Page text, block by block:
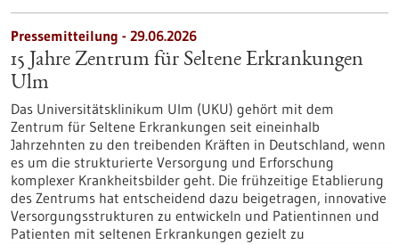
Pressemitteilung - 29.06.2026
15 Jahre Zentrum für Seltene Erkrankungen
Ulm
Das Universitätsklinikum Ulm (UKU) gehört mit dem
Zentrum für Seltene Erkrankungen seit eineinhalb
Jahrzehnten zu den treibenden Kräften in Deutschland, wenn
es um die strukturierte Versorgung und Erforschung
komplexer Krankheitsbilder geht. Die frühzeitige Etablierung
des Zentrums hat entscheidend dazu beigetragen, innovative
Versorgungsstrukturen zu entwickeln und Patientinnen und
Patienten mit seltenen Erkrankungen gezielt zu